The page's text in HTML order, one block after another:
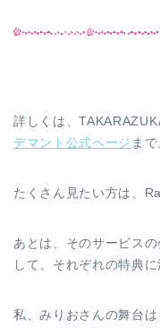
詳しくは、
デマント公式ページ まで
たくさん見たい方は、
あとは、そのサービス
して、それぞれの特典
私、みりおさんの舞台